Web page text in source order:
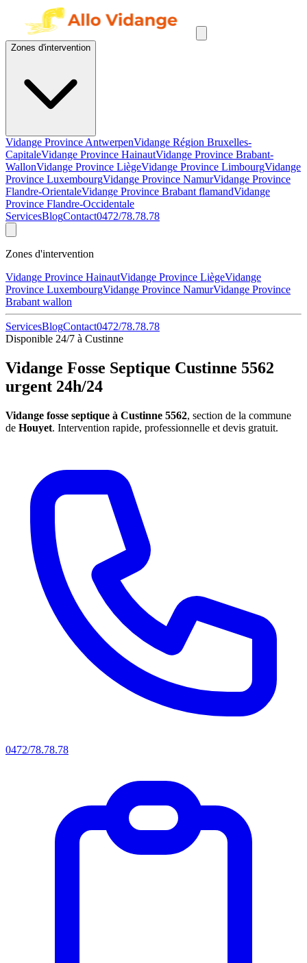
Zones d'intervention
Vidange Province AntwerpenVidange Région Bruxelles-
CapitaleVidange Province HainautVidange Province Brabant-
WallonVidange Province LiègeVidange Province LimbourgVidange
Province LuxembourgVidange Province NamurVidange Province
Flandre-OrientaleVidange Province Brabant flamandVidange
Province Flandre-Occidentale
ServicesBlogContact0472/78.78.78
Zones d'intervention
Vidange Province HainautVidange Province LiègeVidange
Province LuxembourgVidange Province NamurVidange Province
Brabant wallon
ServicesBlogContact0472/78.78.78
Disponible 24/7 à Custinne
Vidange Fosse Septique Custinne 5562
urgent 24h/24
Vidange fosse septique à Custinne 5562, section de la commune
de Houyet. Intervention rapide, professionnelle et devis gratuit.
0472/78.78.78